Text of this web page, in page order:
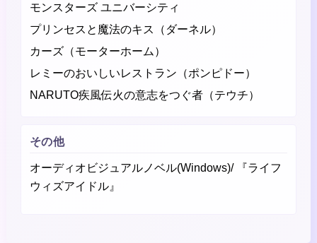
モンスターズ ユニバーシティ
プリンセスと魔法のキス（ダーネル）
カーズ（モーターホーム）
レミーのおいしいレストラン（ポンピドー）
NARUTO疾風伝火の意志をつぐ者（テウチ）
その他
オーディオビジュアルノベル(Windows)/ 『ライフ
ウィズアイドル』